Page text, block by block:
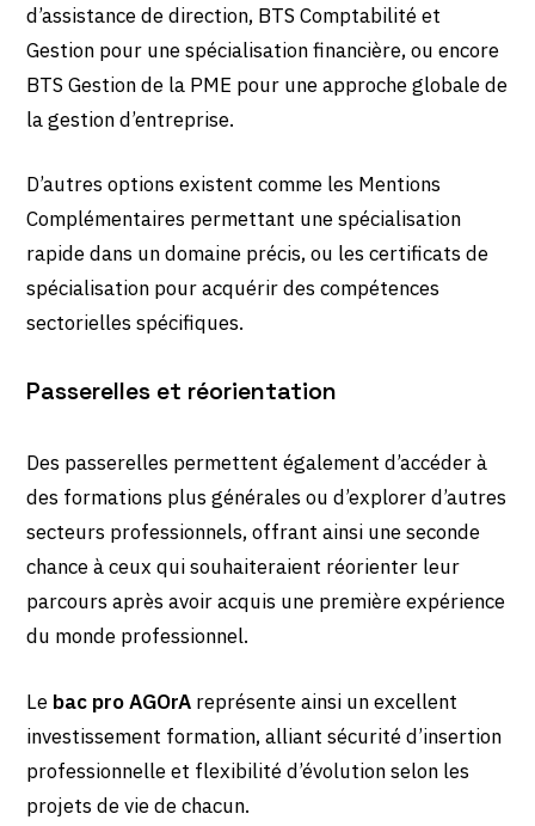
d’assistance de direction, BTS Comptabilité et
Gestion pour une spécialisation financière, ou encore
BTS Gestion de la PME pour une approche globale de
la gestion d’entreprise.
D’autres options existent comme les Mentions
Complémentaires permettant une spécialisation
rapide dans un domaine précis, ou les certificats de
spécialisation pour acquérir des compétences
sectorielles spécifiques.
Passerelles et réorientation
Des passerelles permettent également d’accéder à
des formations plus générales ou d’explorer d’autres
secteurs professionnels, offrant ainsi une seconde
chance à ceux qui souhaiteraient réorienter leur
parcours après avoir acquis une première expérience
du monde professionnel.
Le bac pro AGOrA représente ainsi un excellent
investissement formation, alliant sécurité d’insertion
professionnelle et flexibilité d’évolution selon les
projets de vie de chacun.